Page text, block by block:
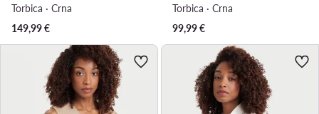
Torbica · Crna
149,99€
Torbica · Crna
99,99€